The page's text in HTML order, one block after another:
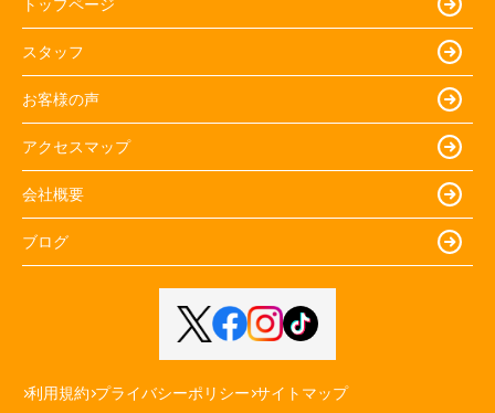
トップページ
スタッフ
お客様の声
アクセスマップ
会社概要
ブログ
利用規約 プライバシーポリシー サイトマップ